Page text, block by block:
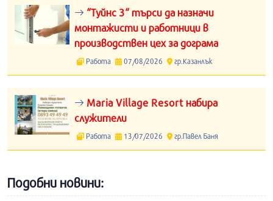
“Туйнс 3“ търси да назначи
монтажисти и работници в
производствен цех за дограма
Работа 07/08/2026 гр.Казанлък
Maria Village Resort набира
служители
Работа 13/07/2026 гр.Павел Баня
Подобни новини: